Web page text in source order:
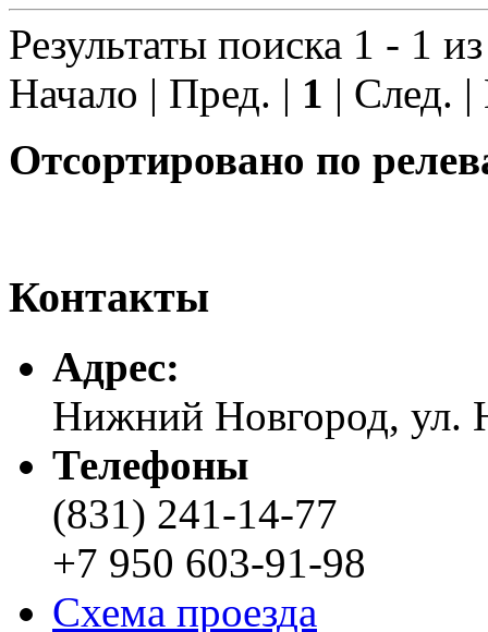
Результаты поиска 1 - 1
Начало | Пред. | 1 | След.
Отсортировано по
Контакты
Адреc:
Нижний Новгород, ул.
Телефоны
(831) 241-14-77
+7 950 603-91-98
Схема проезда